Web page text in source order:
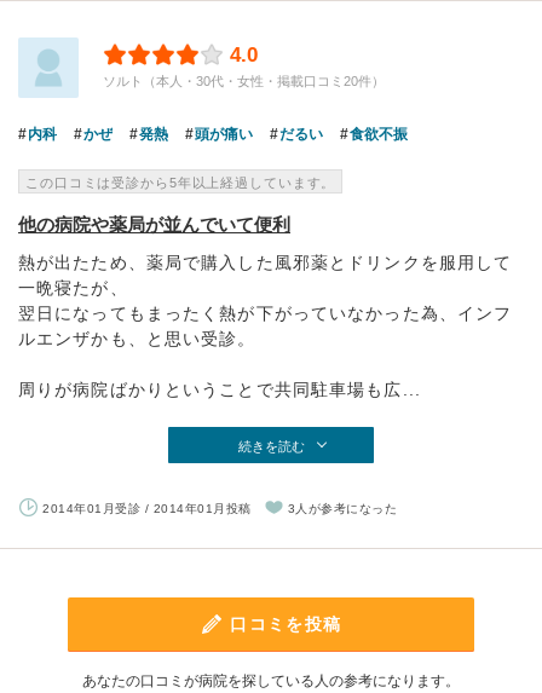
4.0
ソルト（本人・30代・女性・掲載口コミ20件）
内科 かぜ 発熱 頭が痛い だるい 食欲不振
この口コミは受診から5年以上経過しています。
他の病院や薬局が並んでいて便利
熱が出たため、薬局で購入した風邪薬とドリンクを服用して
一晩寝たが、
翌日になってもまったく熱が下がっていなかった為、インフ
ルエンザかも、と思い受診。
周りが病院ばかりということで共同駐車場も広...
続きを読む
2014年01月受診 / 2014年01月投稿 3人が参考になった
口コミを投稿
あなたの口コミが病院を探している人の参考になります。